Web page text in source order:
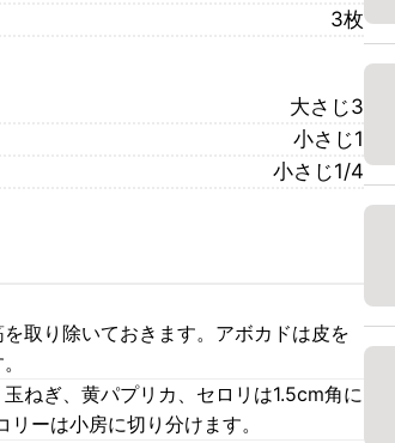
3枚
大さじ3
小さじ1
小さじ1/4
取り除いておきます。アボカドは皮を
ねぎ、黄パプリカ、セロリは1.5cm角に
ーは小房に切り分けます。